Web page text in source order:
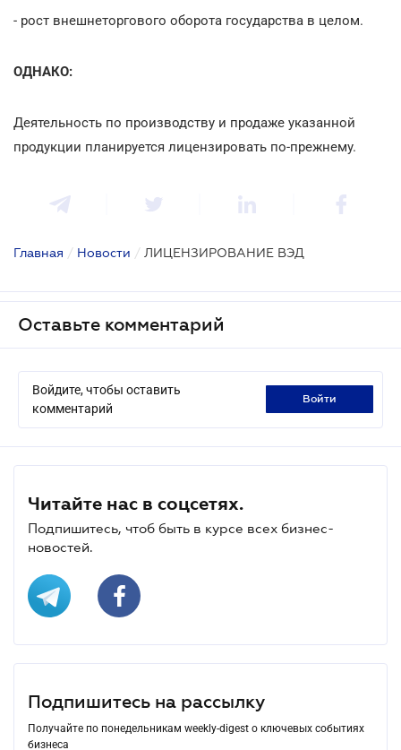
- рост внешнеторгового оборота государства в целом.
ОДНАКО:
Деятельность по производству и продаже указанной
продукции планируется лицензировать по-прежнему.
Главная / Новости / ЛИЦЕНЗИРОВАНИЕ ВЭД
Оставьте комментарий
Войдите, чтобы оставить
комментарий
войти
Читайте нас в соцсетях.
Подпишитесь, чтоб быть в курсе всех бизнес-
новостей.
Подпишитесь на рассылку
Получайте по понедельникам weekly-digest о ключевых событиях
бизнеса